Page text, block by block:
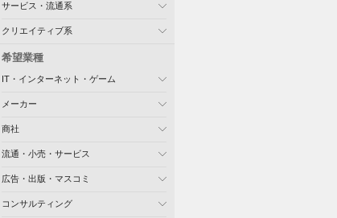
サービス・流通系
クリエイティブ系
希望業種
IT・インターネット・ゲーム
メーカー
商社
流通・小売・サービス
広告・出版・マスコミ
コンサルティング